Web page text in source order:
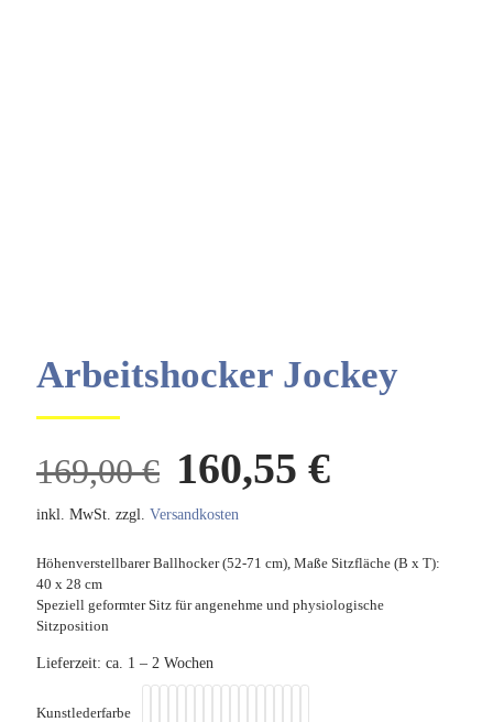
Arbeitshocker Jockey
169,00€ Ursprünglicher
Preis
war:
169,00 €
160,55 €
160,55 €.
inkl. MwSt. zzgl. Versandkosten
Höhenverstellbarer Ballhocker (52-71 cm), Maße Sitzfläche (B x T):
40 x 28 cm
Speziell geformter Sitz für angenehme und physiologische
Sitzposition
Lieferzeit: ca. 1 – 2 Wochen
Kunstlederfarbe